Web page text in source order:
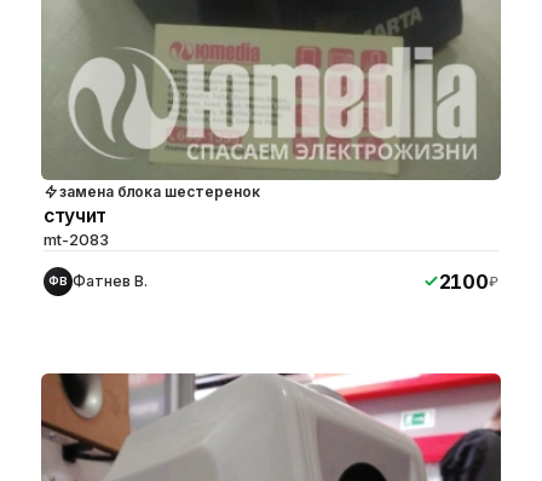
замена блока шестеренок
стучит
mt-2083
ФВ Фатнев В. 2100₽